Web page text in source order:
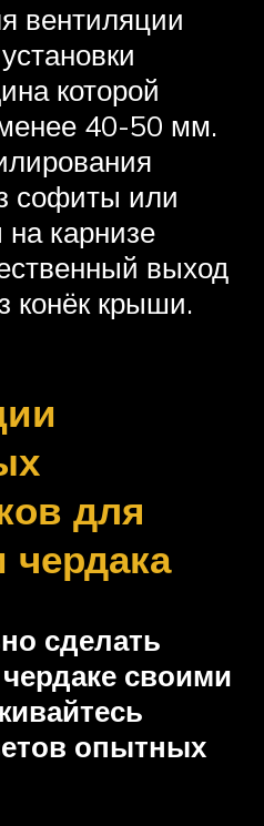
вентиляции
которой
40-50 мм.
софиты или
карнизе
выход
конёк крыши.
для
чердака
сделать
своими
опытных